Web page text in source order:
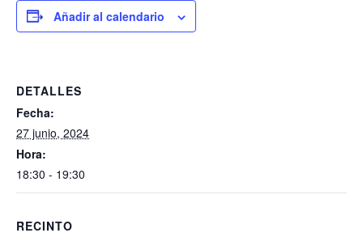
Añadir al calendario
DETALLES
Fecha:
27 junio, 2024
Hora:
18:30 - 19:30
RECINTO